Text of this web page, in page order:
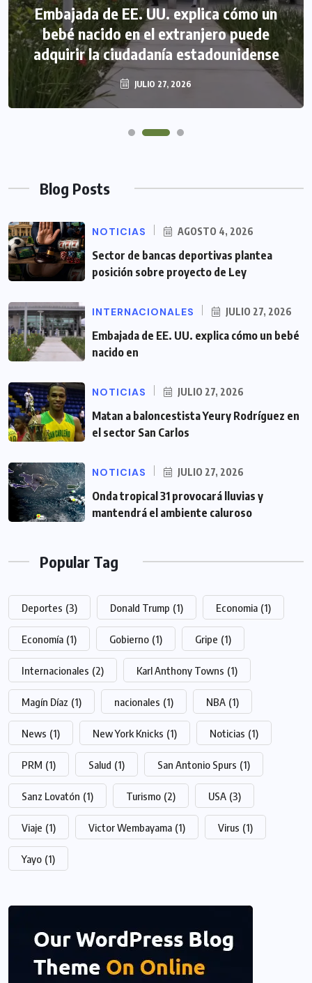
Embajada de EE. UU. explica cómo un
bebé nacido en el extranjero puede
adquirir la ciudadanía estadounidense
JULIO 27, 2026
Blog Posts
NOTICIAS AGOSTO 4, 2026
Sector de bancas deportivas plantea
posición sobre proyecto de Ley
INTERNACIONALES JULIO 27, 2026
Embajada de EE. UU. explica cómo un bebé
nacido en
NOTICIAS JULIO 27, 2026
Matan a baloncestista Yeury Rodríguez en
el sector San Carlos
NOTICIAS JULIO 27, 2026
Onda tropical 31 provocará lluvias y
mantendrá el ambiente caluroso
Popular Tag
Deportes (3) Donald Trump (1) Economia (1)
Economía (1) Gobierno (1) Gripe (1)
Internacionales (2) Karl Anthony Towns (1)
Magín Díaz (1) nacionales (1) NBA (1)
News (1) New York Knicks (1) Noticias (1)
PRM (1) Salud (1) San Antonio Spurs (1)
Sanz Lovatón (1) Turismo (2) USA (3)
Viaje (1) Victor Wembayama (1) Virus (1)
Yayo (1)